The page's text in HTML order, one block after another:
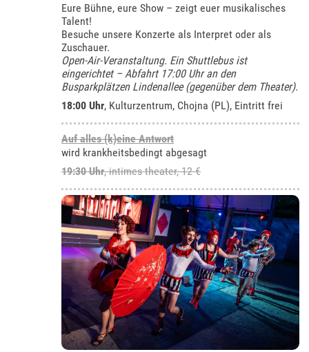
Eure Bühne, eure Show – zeigt euer musikalisches
Talent!
Besuche unsere Konzerte als Interpret oder als
Zuschauer.
Open-Air-Veranstaltung. Ein Shuttlebus ist
eingerichtet – Abfahrt 17:00 Uhr an den
Busparkplätzen Lindenallee (gegenüber dem Theater).
18:00 Uhr, Kulturzentrum, Chojna (PL), Eintritt frei
Auf alles (k)eine Antwort
wird krankheitsbedingt abgesagt
19:30 Uhr,intimes theater, 12 €